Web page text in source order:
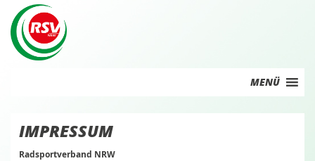
content
MENÜ
IMPRESSUM
Radsportverband NRW